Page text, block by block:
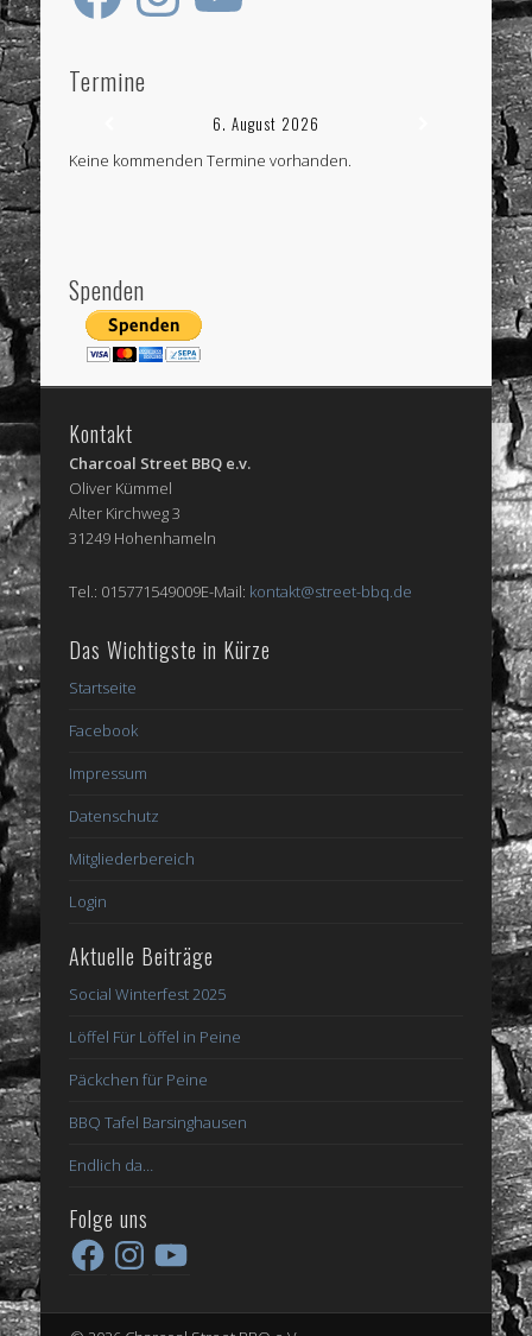
Termine
6. August 2026
Keine kommenden Termine vorhanden.
Spenden
Kontakt
Charcoal Street BBQ e.v.
Oliver Kümmel
Alter Kirchweg 3
31249 Hohenhameln
Tel.: 015771549009E-Mail: kontakt@street-bbq.de
Das Wichtigste in Kürze
Startseite
Facebook
Impressum
Datenschutz
Mitgliederbereich
Login
Aktuelle Beiträge
Social Winterfest 2025
Löffel Für Löffel in Peine
Päckchen für Peine
BBQ Tafel Barsinghausen
Endlich da…
Folge uns
FacebookInstagramYouTube